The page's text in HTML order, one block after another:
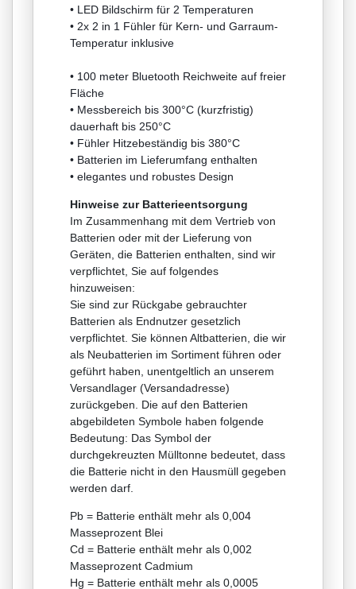
• LED Bildschirm für 2 Temperaturen
• 2x 2 in 1 Fühler für Kern- und Garraum-
Temperatur inklusive
• 100 meter Bluetooth Reichweite auf freier
Fläche
• Messbereich bis 300°C (kurzfristig)
dauerhaft bis 250°C
• Fühler Hitzebeständig bis 380°C
• Batterien im Lieferumfang enthalten
• elegantes und robustes Design
Hinweise zur Batterieentsorgung
Im Zusammenhang mit dem Vertrieb von
Batterien oder mit der Lieferung von
Geräten, die Batterien enthalten, sind wir
verpflichtet, Sie auf folgendes
hinzuweisen:
Sie sind zur Rückgabe gebrauchter
Batterien als Endnutzer gesetzlich
verpflichtet. Sie können Altbatterien, die wir
als Neubatterien im Sortiment führen oder
geführt haben, unentgeltlich an unserem
Versandlager (Versandadresse)
zurückgeben. Die auf den Batterien
abgebildeten Symbole haben folgende
Bedeutung: Das Symbol der
durchgekreuzten Mülltonne bedeutet, dass
die Batterie nicht in den Hausmüll gegeben
werden darf.
Pb = Batterie enthält mehr als 0,004
Masseprozent Blei
Cd = Batterie enthält mehr als 0,002
Masseprozent Cadmium
Hg = Batterie enthält mehr als 0,0005